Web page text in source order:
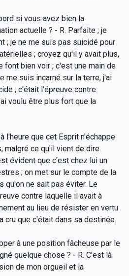
si vous avez bien la
actuelle ? - R. Parfaite ; je
; je ne me suis pas suicidé pour
; croyez qu'il y avait plus,
font bien voir ; c'est une main de
me suis incarné sur la terre, j'ai
; c'était l'épreuve contre
voulu être plus fort que la
l'heure que cet Esprit n'échappe
malgré ce qu'il vient de dire.
évident que c'est chez lui un
; on met sur le compte de la
qu'on ne sait pas éviter. Le
contre laquelle il avait à
au lieu de résister en vertu
cru que c'était dans sa destinée.
à une position fâcheuse par le
quelque chose ? - R. C'est là
de mon orgueil et la